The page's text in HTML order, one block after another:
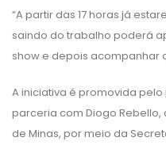
“A partir das 17 horas já
saindo do trabalho poderá
show e depois acompanhar
A iniciativa é promovida pelo
parceria com Diogo
de Minas, por meio da